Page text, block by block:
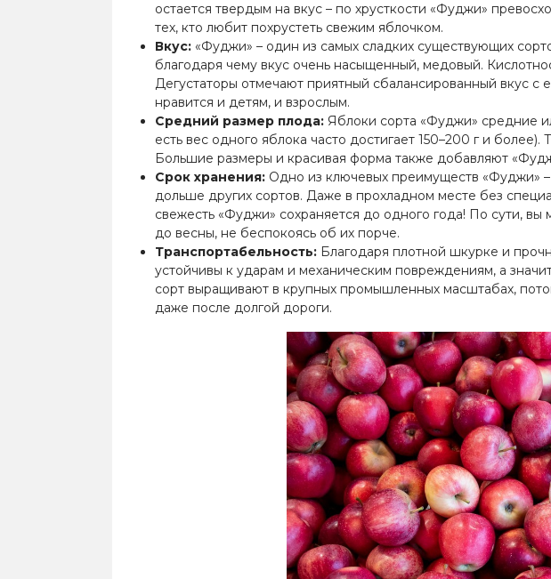
остается твердым на вкус – по хрусткости «Фуджи»
тех, кто любит похрустеть свежим яблочком.
Вкус: «Фуджи» – один из самых сладких существующих
благодаря чему вкус очень насыщенный, медовый.
Дегустаторы отмечают приятный сбалансированный вкус
нравится и детям, и взрослым.
Средний размер плода: Яблоки сорта «Фуджи» средние
есть вес одного яблока часто достигает 150–200 г и
Большие размеры и красивая форма также добавляют
Срок хранения: Одно из ключевых преимуществ «Фуджи» –
дольше других сортов. Даже в прохладном месте без
свежесть «Фуджи» сохраняется до одного года! По сути,
до весны, не беспокоясь об их порче.
Транспортабельность: Благодаря плотной шкурке и
устойчивы к ударам и механическим повреждениям, а
сорт выращивают в крупных промышленных масштабах,
даже после долгой дороги.